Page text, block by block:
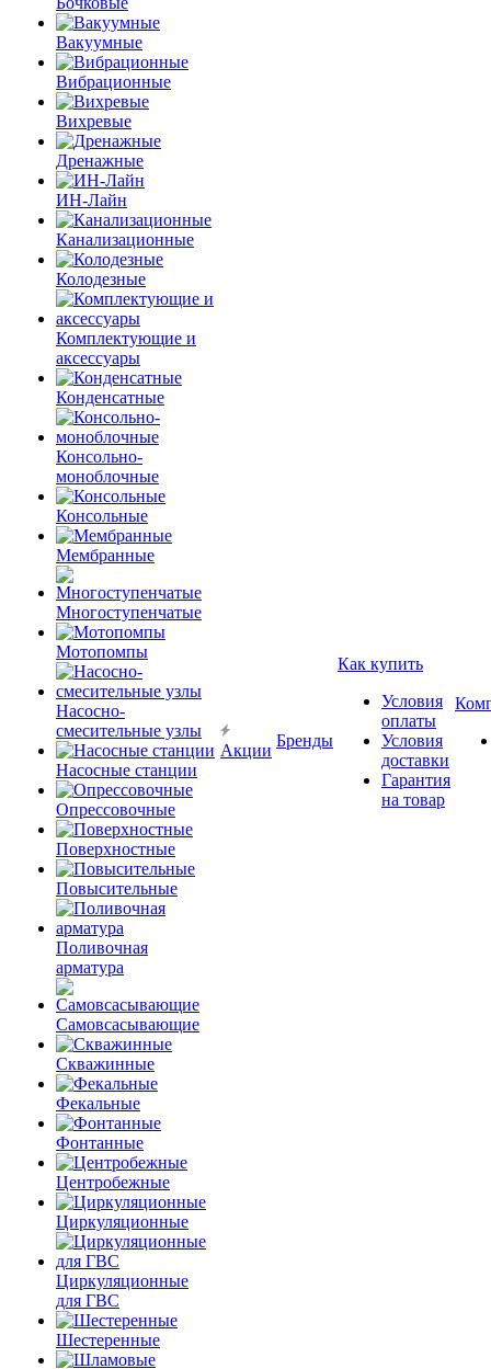
Вакуумные
Вибрационные
Вихревые
Дренажные
ИН-Лайн
Канализационные
Колодезные
Комплектующие и
аксессуары
Конденсатные
Консольно-
моноблочные
Консольные
Мембранные
Многоступенчатые
Мотопомпы
Насосно-
смесительные узлы
Насосные станции
Опрессовочные
Поверхностные
Повысительные
Поливочная
арматура
Самовсасывающие
Скважинные
Фекальные
Фонтанные
Центробежные
Циркуляционные
Циркуляционные
для ГВС
Шестеренные
Акции
Бренды
Как купить
Условия
оплаты
Условия
доставки
Гарантия
на товар